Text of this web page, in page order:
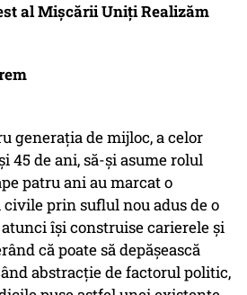
alMişcării Uniţi Realizăm
generaţia de mijloc, a celor
45 de ani, să-şi asume rolul
patru ani au marcat o
prin suflul nou adus de o
îşi construise carierele şi
că poate să depăşească
abstracţie de factorul politic,